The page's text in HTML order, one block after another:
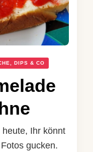
DIPS & CO
Ihr könnt
gucken.